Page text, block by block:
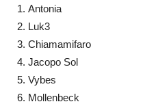
Antonia
Luk3
Chiamamifaro
Jacopo Sol
Vybes
Mollenbeck